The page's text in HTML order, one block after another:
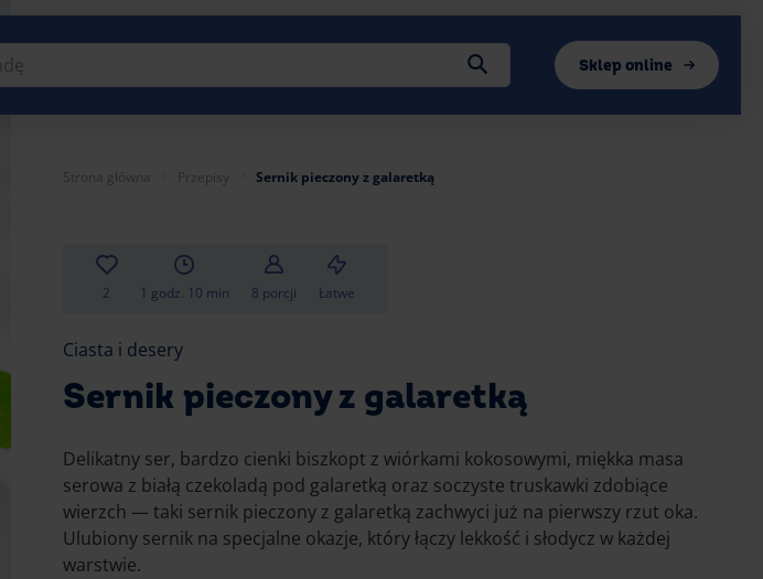
Sklep online
Strona główna Przepisy Sernik pieczony z galaretką
2 1 godz. 10 min 8 porcji Łatwe
Ciasta i desery
Sernik pieczony z galaretką
Delikatny ser, bardzo cienki biszkopt z wiórkami kokosowymi, miękka masa
serowa z białą czekoladą pod galaretką oraz soczyste truskawki zdobiące
wierzch — taki sernik pieczony z galaretką zachwyci już na pierwszy rzut oka.
Ulubiony sernik na specjalne okazje, który łączy lekkość i słodycz w każdej
warstwie.